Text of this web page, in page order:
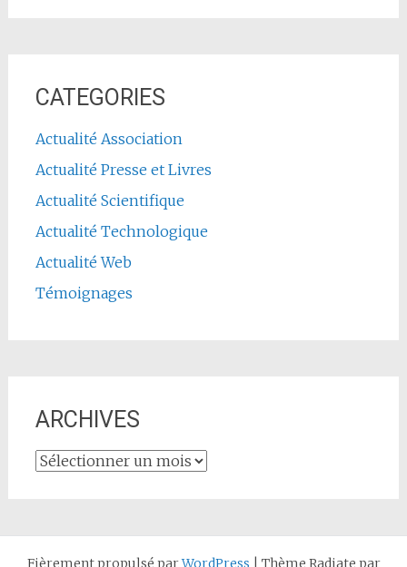
CATEGORIES
Actualité Association
Actualité Presse et Livres
Actualité Scientifique
Actualité Technologique
Actualité Web
Témoignages
ARCHIVES
ARCHIVES
Fièrement propulsé parWordPress Thème Radiate par